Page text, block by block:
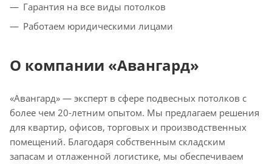
Гарантия на все виды потолков
Работаем юридическими лицами
О компании «Авангард»
«Авангард» — эксперт в сфере подвесных потолков с
более чем 20-летним опытом. Мы предлагаем решения
для квартир, офисов, торговых и производственных
помещений. Благодаря собственным складским
запасам и отлаженной логистике, мы обеспечиваем